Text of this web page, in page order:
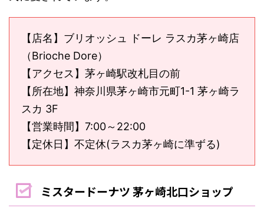
【店名】ブリオッシュ ドーレ ラスカ茅ヶ崎店
（Brioche Dore）
【アクセス】茅ヶ崎駅改札目の前
【所在地】神奈川県茅ヶ崎市元町1-1 茅ヶ崎ラ
スカ 3F
【営業時間】7:00～22:00
【定休日】不定休(ラスカ茅ヶ崎に準ずる)
ミスタードーナツ 茅ヶ崎北口ショップ